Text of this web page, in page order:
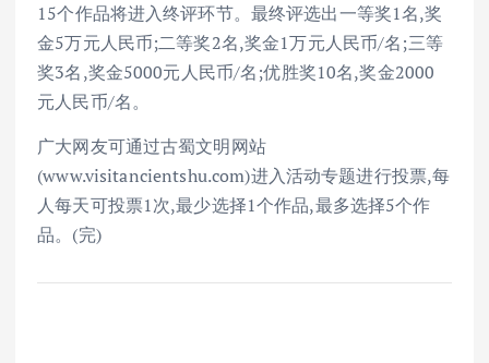
15个作品将进入终评环节。最终评选出一等奖1名,奖
金5万元人民币;二等奖2名,奖金1万元人民币/名;三等
奖3名,奖金5000元人民币/名;优胜奖10名,奖金2000
元人民币/名。
广大网友可通过古蜀文明网站
(www.visitancientshu.com)进入活动专题进行投票,每
人每天可投票1次,最少选择1个作品,最多选择5个作
品。(完)